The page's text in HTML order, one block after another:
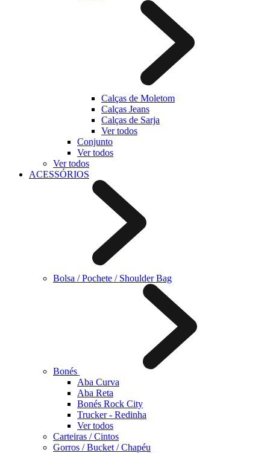
Calças de Moletom
Calças Jeans
Calças de Sarja
Ver todos
Conjunto
Ver todos
Ver todos
ACESSÓRIOS
Bolsa / Pochete / Shoulder Bag
Bonés
Aba Curva
Aba Reta
Bonés Rock City
Trucker - Redinha
Ver todos
Carteiras / Cintos
Gorros / Bucket / Chapéu